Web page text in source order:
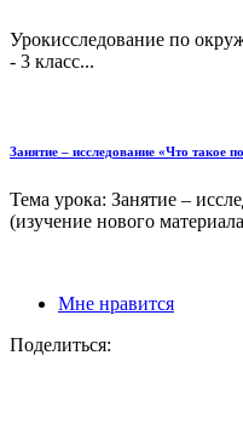
Урокисследование по
- 3 класс...
Занятие – исследование «Что такое
Тема урока: Занятие –
(изучение нового
Мне нравится
Поделиться: